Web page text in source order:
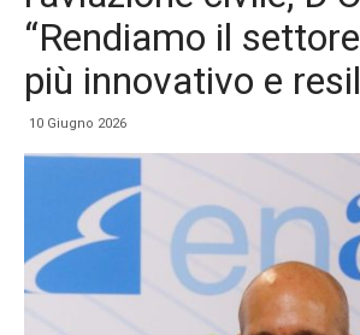
“Rendiamo il
più innovativo e
10 Giugno 2026